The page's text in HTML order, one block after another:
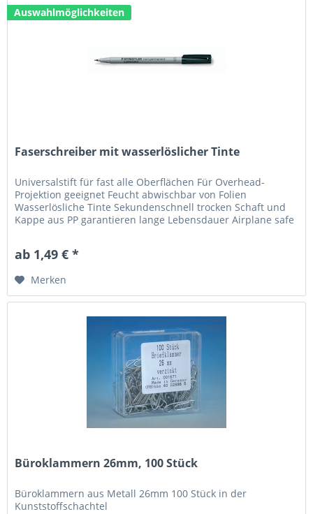
Auswahlmöglichkeiten
Faserschreiber mit wasserlöslicher Tinte
Universalstift für fast alle Oberflächen Für Overhead-
Projektion geeignet Feucht abwischbar von Folien
Wasserlösliche Tinte Sekundenschnell trocken Schaft und
Kappe aus PP garantieren lange Lebensdauer Airplane safe
ab 1,49 € *
Merken
Büroklammern 26mm, 100 Stück
Büroklammern aus Metall 26mm 100 Stück in der
Kunststoffschachtel